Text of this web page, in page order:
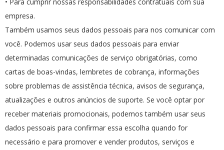
empresa.
Também usamos seus dados pessoais para nos comunicar com
você. Podemos usar seus dados pessoais para enviar
determinadas comunicações de serviço obrigatórias, como
cartas de boas-vindas, lembretes de cobrança, informações
sobre problemas de assistência técnica, avisos de segurança,
atualizações e outros anúncios de suporte. Se você optar por
receber materiais promocionais, podemos também usar seus
dados pessoais para confirmar essa escolha quando for
necessário e para promover e vender produtos, serviços e